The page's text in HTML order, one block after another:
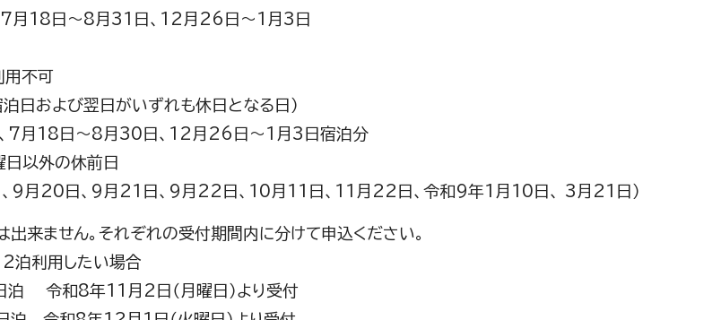
月18日～8月31日、12月26日～1月3日
不可
泊日および翌日がいずれも休日となる日）
7月18日～8月30日、12月26日～1月3日宿泊分
以外の休前日
9月20日、9月21日、9月22日、10月11日、11月22日、令和9年1月10日、 3月21日）
来ません。それぞれの受付期間内に分けて申込ください。
泊利用したい場合
8年11月2日（月曜日）より受付